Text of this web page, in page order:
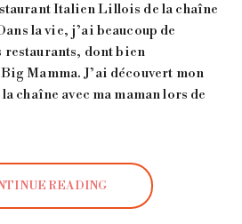
Italien Lillois de la chaîne
la vie, j’ai beaucoup de
restaurants, dont bien
Mamma. J’ai découvert mon
chaîne avec ma maman lors de
READING